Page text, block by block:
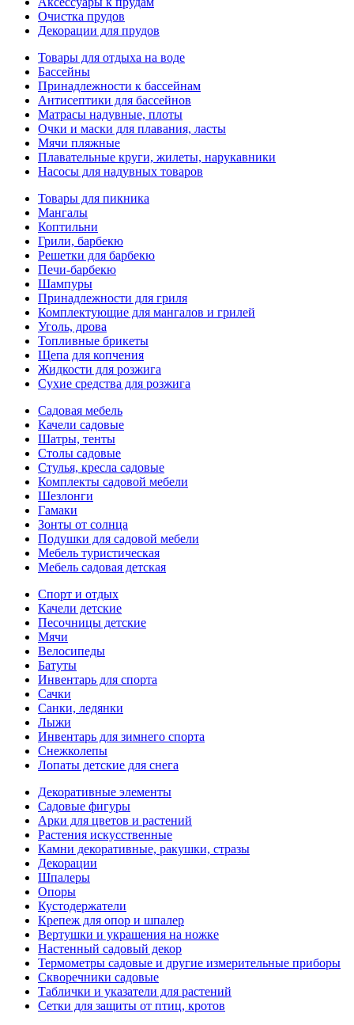
Очистка прудов
Декорации для прудов
Товары для отдыха на воде
Бассейны
Принадлежности к бассейнам
Антисептики для бассейнов
Матраcы надувные, плоты
Очки и маски для плавания, ласты
Мячи пляжные
Плавательные круги, жилеты, нарукавники
Насосы для надувных товаров
Товары для пикника
Мангалы
Коптильни
Грили, барбекю
Решетки для барбекю
Печи-барбекю
Шампуры
Принадлежности для гриля
Комплектующие для мангалов и грилей
Уголь, дрова
Топливные брикеты
Щепа для копчения
Жидкости для розжига
Сухие средства для розжига
Садовая мебель
Качели садовые
Шатры, тенты
Столы садовые
Стулья, кресла садовые
Комплекты садовой мебели
Шезлонги
Гамаки
Зонты от солнца
Подушки для садовой мебели
Мебель туристическая
Мебель садовая детская
Спорт и отдых
Качели детские
Песочницы детские
Мячи
Велосипеды
Батуты
Инвентарь для спорта
Сачки
Санки, ледянки
Лыжи
Инвентарь для зимнего спорта
Снежколепы
Лопаты детские для снега
Декоративные элементы
Садовые фигуры
Арки для цветов и растений
Растения искусственные
Камни декоративные, ракушки, стразы
Декорации
Шпалеры
Опоры
Кустодержатели
Крепеж для опор и шпалер
Вертушки и украшения на ножке
Настенный садовый декор
Термометры садовые и другие измерительные приборы
Скворечники садовые
Таблички и указатели для растений
Сетки для защиты от птиц, кротов